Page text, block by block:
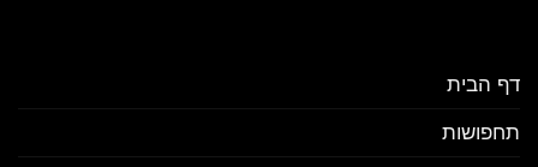
דף הבית
תחפושות